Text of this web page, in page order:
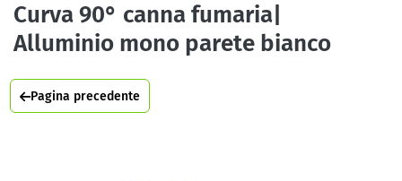
Curva 90° canna fumaria|
Alluminio mono parete bianco
Pagina precedente